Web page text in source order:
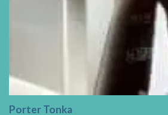
Porter Tonka